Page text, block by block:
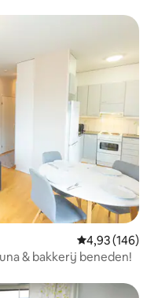
Gemiddelde
4,93 (146)
& bakkerij beneden!